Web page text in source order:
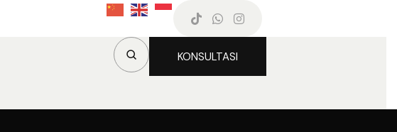
KONSULTASI